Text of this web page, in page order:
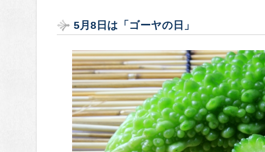
5月8日は「ゴーヤの日」